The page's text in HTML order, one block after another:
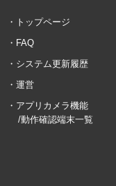
トップページ
FAQ
システム更新履歴
運営
アプリカメラ機能
/動作確認端末一覧